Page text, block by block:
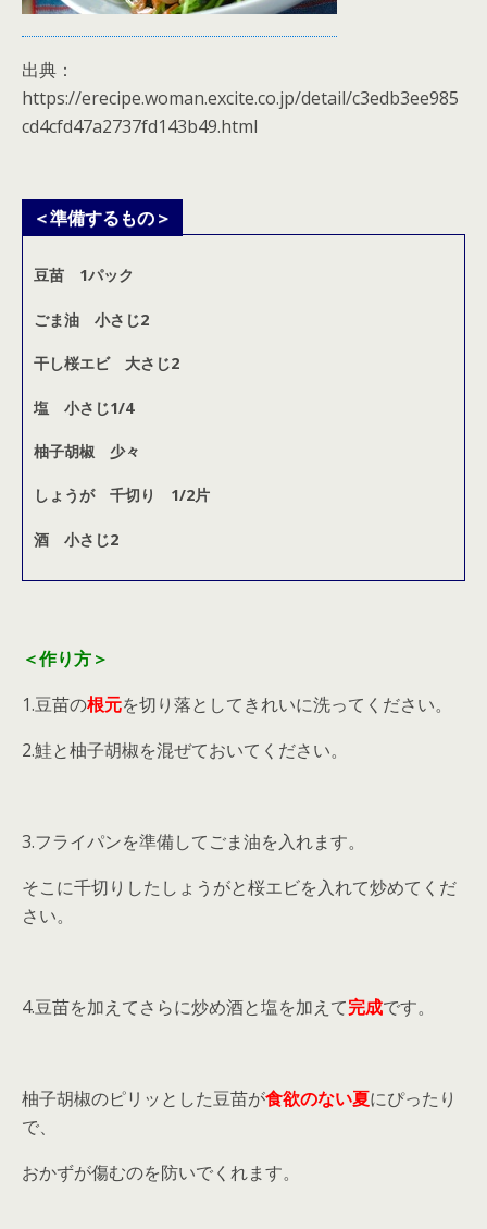
出典：
https://erecipe.woman.excite.co.jp/detail/c3edb3ee985
cd4cfd47a2737fd143b49.html
＜準備するもの＞
豆苗 1パック
ごま油 小さじ2
干し桜エビ 大さじ2
塩 小さじ1/4
柚子胡椒 少々
しょうが 千切り 1/2片
酒 小さじ2
＜作り方＞
1.豆苗の根元を切り落としてきれいに洗ってください。
2.鮭と柚子胡椒を混ぜておいてください。
3.フライパンを準備してごま油を入れます。
そこに千切りしたしょうがと桜エビを入れて炒めてくだ
さい。
4.豆苗を加えてさらに炒め酒と塩を加えて完成です。
柚子胡椒のピリッとした豆苗が食欲のない夏にぴったり
で、
おかずが傷むのを防いでくれます。